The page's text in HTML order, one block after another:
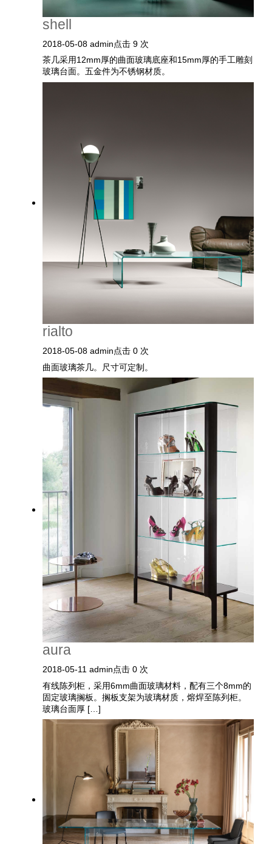
shell
2018-05-08 admin 点击 9 次
茶几采用12mm厚的曲面玻璃底座和15mm厚的手工雕刻
玻璃台面。五金件为不锈钢材质。
rialto
2018-05-08 admin点击 0 次
曲面玻璃茶几。尺寸可定制。
aura
2018-05-11 admin点击 0 次
有线陈列柜，采用6mm曲面玻璃材料，配有三个8mm的
固定玻璃搁板。搁板支架为玻璃材质，熔焊至陈列柜。
玻璃台面厚 […]